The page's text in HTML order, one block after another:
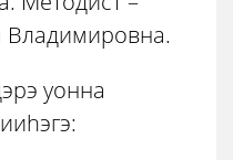
Владимировна.
уонна